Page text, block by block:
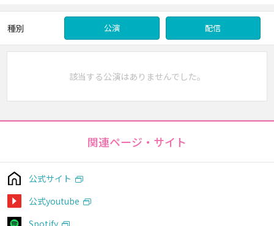
種別 公演 配信
該当する公演はありませんでした。
関連ページ・サイト
公式サイト
公式youtube
Spotify